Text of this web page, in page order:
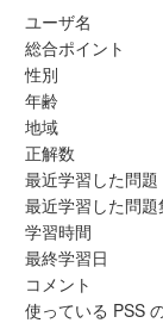
ユーザ名
総合ポイント
性別
年齢
地域
正解数
最近学習した問題
最近学習した問題
学習時間
最終学習日
コメント
使っている PSS